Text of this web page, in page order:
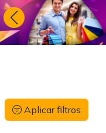
Aplicar filtros